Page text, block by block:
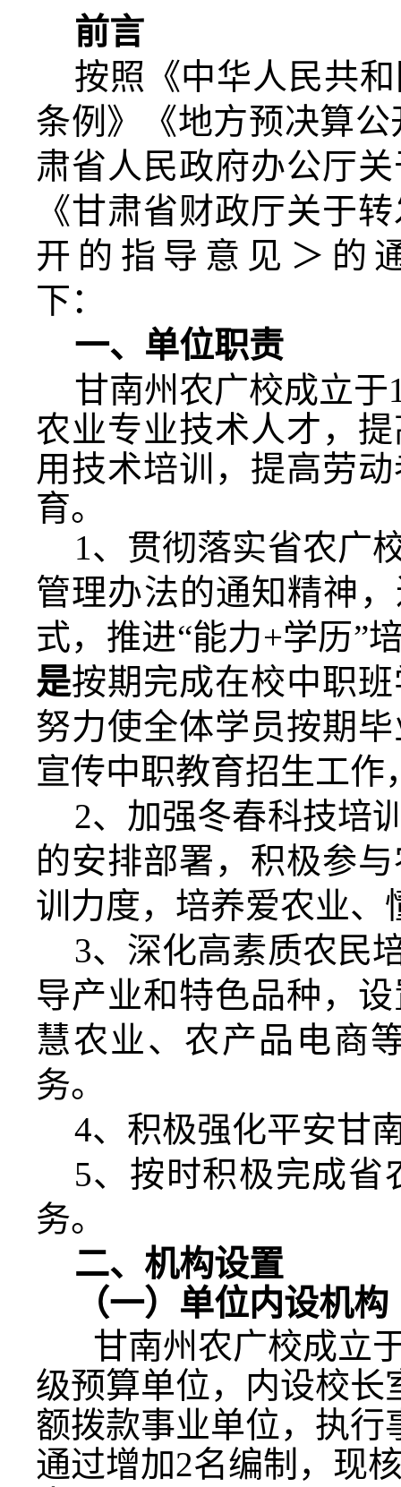
前言
按照《中华人民共
条例》《地方预决算
肃省人民政府办公厅
《甘肃省财政厅关于
开的指导意见＞的
下：
一、单位职责
甘南州农广校成立于
农业专业技术人才，
用技术培训，提高劳
育。
1、贯彻落实省农广
管理办法的通知精神
式，推进“能力+学历”
是按期完成在校中职
努力使全体学员按期
宣传中职教育招生工作
2、加强冬春科技培
的安排部署，积极参
训力度，培养爱农业、
3、深化高素质农民
导产业和特色品种，
慧农业、农产品电商
务。
4、积极强化平安甘
5、按时积极完成省
务。
二、机构设置
（一）单位内设机构
甘南州农广校成立
级预算单位，内设校长
额拨款事业单位，执行
通过增加2名编制，现